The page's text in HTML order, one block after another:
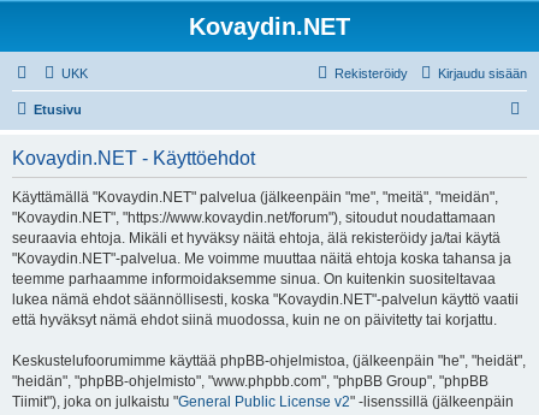
Kovaydin.NET
UKK Kirjaudu sisään
Rekisteröidy
Etusivu
Kovaydin.NET - Käyttöehdot
Käyttämällä "Kovaydin.NET" palvelua (jälkeenpäin "me", "meitä", "meidän",
"Kovaydin.NET", "https://www.kovaydin.net/forum"), sitoudut noudattamaan
seuraavia ehtoja. Mikäli et hyväksy näitä ehtoja, älä rekisteröidy ja/tai käytä
"Kovaydin.NET"-palvelua. Me voimme muuttaa näitä ehtoja koska tahansa ja
teemme parhaamme informoidaksemme sinua. On kuitenkin suositeltavaa
lukea nämä ehdot säännöllisesti, koska "Kovaydin.NET"-palvelun käyttö vaatii
että hyväksyt nämä ehdot siinä muodossa, kuin ne on päivitetty tai korjattu.
Keskustelufoorumimme käyttää phpBB-ohjelmistoa, (jälkeenpäin "he", "heidät",
"heidän", "phpBB-ohjelmisto", "www.phpbb.com", "phpBB Group", "phpBB
Tiimit"), joka on julkaistu "General Public License v2" -lisenssillä (jälkeenpäin